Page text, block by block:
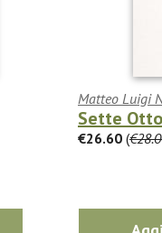
Matteo Luigi
Sette
€26.60 (